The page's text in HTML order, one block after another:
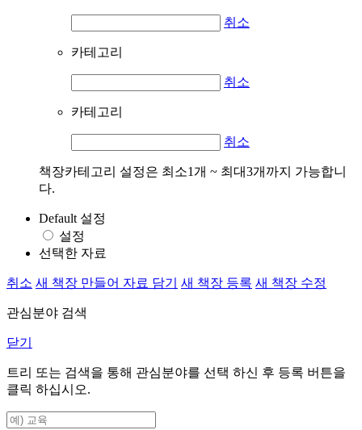
취소
카테고리
취소
카테고리
취소
책장카테고리 설정은 최소1개 ~ 최대3개까지 가능합니
다.
Default 설정
설정
선택한 자료
취소 새 책장 만들어 자료 담기 새 책장 등록 새 책장 수정
관심분야 검색
닫기
트리 또는 검색을 통해 관심분야를 선택 하신 후 등록 버튼을
클릭 하십시오.